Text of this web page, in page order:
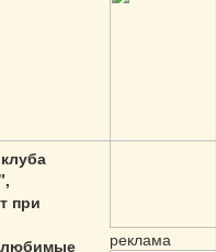
при
любимые
реклама